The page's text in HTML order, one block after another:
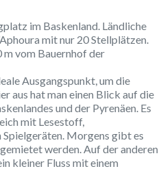
im Baskenland. Ländliche
mit nur 20 Stellplätzen.
vom Bauernhof der
Ausgangspunkt, um die
aus hat man einen Blick auf die
und der Pyrenäen. Es
mit Lesestoff,
Morgens gibt es
werden. Auf der anderen
kleiner Fluss mit einem